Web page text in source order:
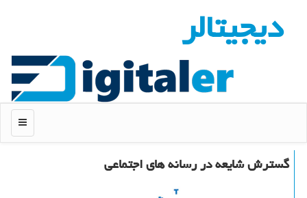
دیجیتالر
منو
گسترش شایعه در رسانه های اجتماعی